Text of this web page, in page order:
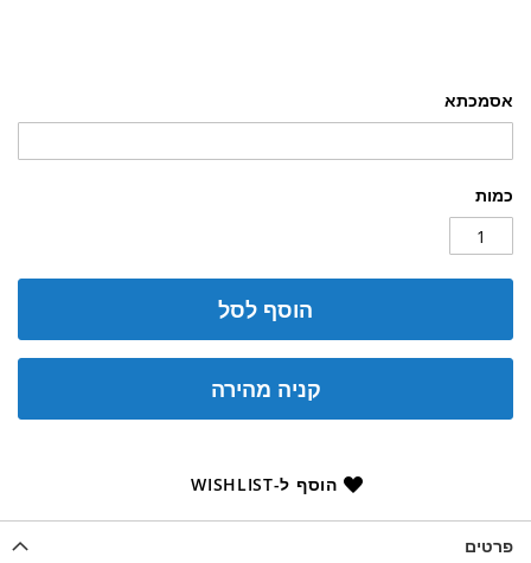
אסמכתא
כמות
הוסף לסל
קניה מהירה
הוסף ל-WISHLIST
פרטים